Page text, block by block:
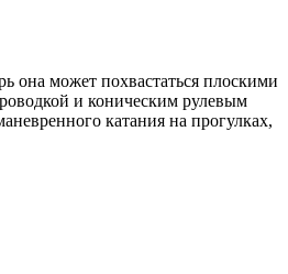
она может похвастаться плоскими
и коническим рулевым
катания на прогулках,